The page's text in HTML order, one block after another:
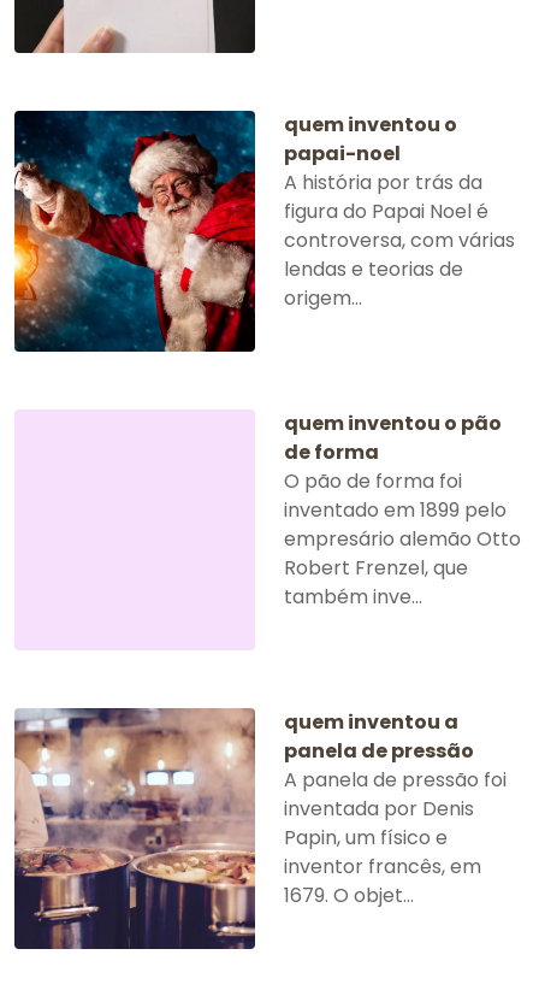
quem inventou o
papai-noel
A história por trás da
figura do Papai Noel é
controversa, com várias
lendas e teorias de
origem...
quem inventou o pão
de forma
O pão de forma foi
inventado em 1899 pelo
empresário alemão Otto
Robert Frenzel, que
também inve...
quem inventou a
panela de pressão
A panela de pressão foi
inventada por Denis
Papin, um físico e
inventor francês, em
1679. O objet...